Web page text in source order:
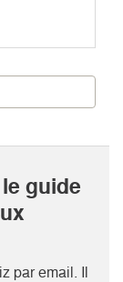
guide
par email. Il